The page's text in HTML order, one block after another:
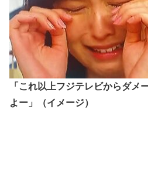
「これ以上フジテレビからダメ
よー」（イメージ）